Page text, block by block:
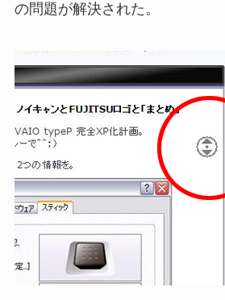
の問題が解決された。